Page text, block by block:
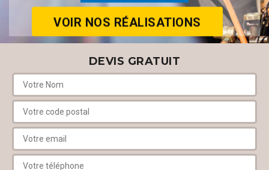
VOIR NOS RÉALISATIONS
DEVIS GRATUIT